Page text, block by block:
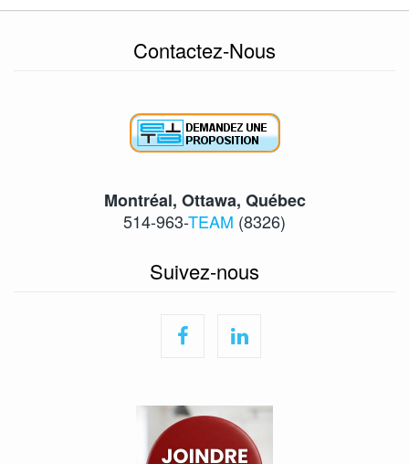
Contactez-Nous
Montréal, Ottawa, Québec
514-963-TEAM (8326)
Suivez-nous